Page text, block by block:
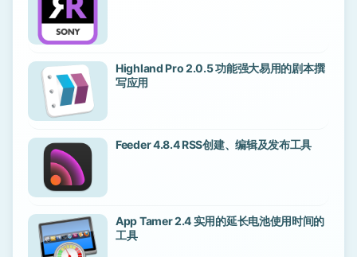
Highland Pro 2.0.5 功能强大易用的剧本撰
写应用
Feeder 4.8.4 RSS创建、编辑及发布工具
App Tamer 2.4 实用的延长电池使用时间的
工具